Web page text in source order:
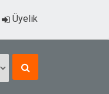
Üyelik